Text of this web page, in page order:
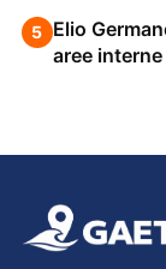
5 Elio
aree interne